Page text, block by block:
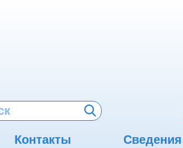
Контакты Сведения